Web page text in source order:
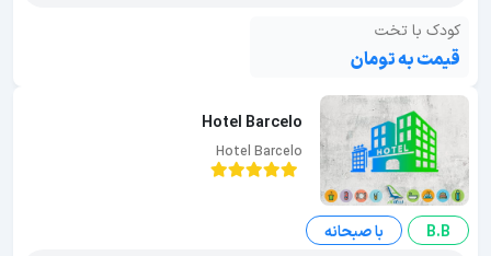
کودک با تخت
قیمت به تومان
Hotel Barcelo
Hotel Barcelo
B.B با صبحانه